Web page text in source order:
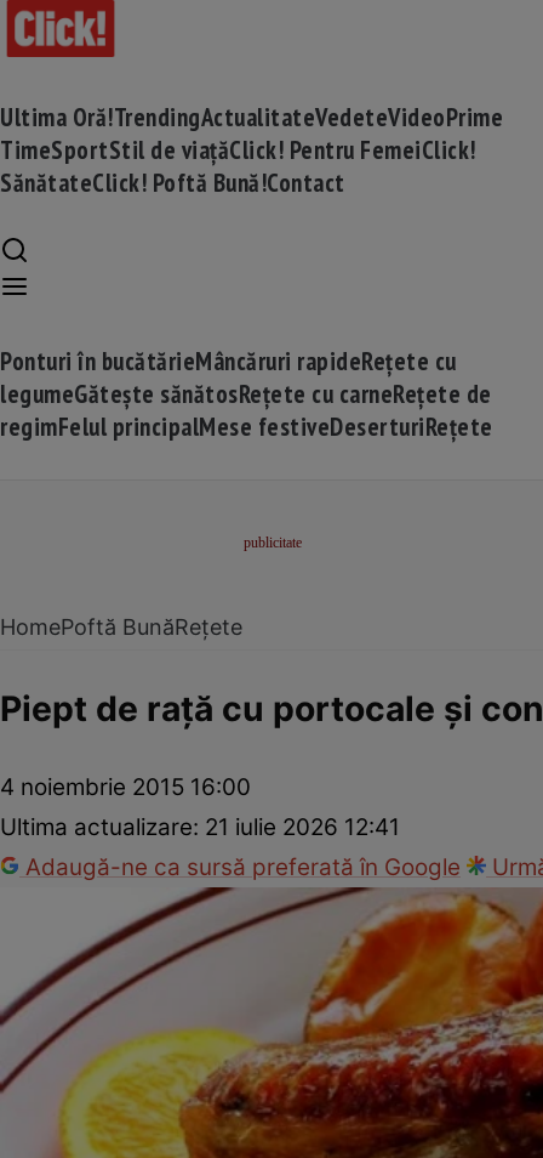
Ultima Oră!TrendingActualitateVedeteVideoPrime
TimeSportStil de viațăClick! Pentru FemeiClick!
SănătateClick! Poftă Bună!Contact
Ponturi în bucătărieMâncăruri rapideRețete cu
legumeGătește sănătosRețete cu carneRețete de
regimFelul principalMese festiveDeserturiRețete
HomePoftă BunăRețete
Piept de raţă cu portocale şi
4 noiembrie 2015 16:00
Ultima actualizare: 21 iulie 2026 12:41
Adaugă-ne ca sursă preferată în Google